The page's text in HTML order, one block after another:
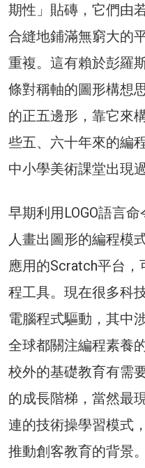
期性」貼磚，它們由
合縫地鋪滿無窮大的
重複。這有賴於彭羅
條對稱軸的圖形構想
的正五邊形，靠它來
些五、六十年來的編
中小學美術課堂出現過
早期利用LOGO語言
人畫出圖形的編程模
應用的Scratch平台
程工具。現在很多科
電腦程式驅動，其中
全球都關注編程素養
校外的基礎教育有需
的成長階梯，當然最
連的技術操學習模式
推動創客教育的背景